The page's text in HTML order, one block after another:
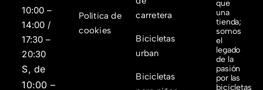
10:00 –
14:00 /
17:30 –
20:30
S, de
10:00 –
Política de
cookies
carretera
Bicicletas
urban
Bicicletas
que
una
tienda;
somos
el
legado
de la
pasión
por las
bicicletas